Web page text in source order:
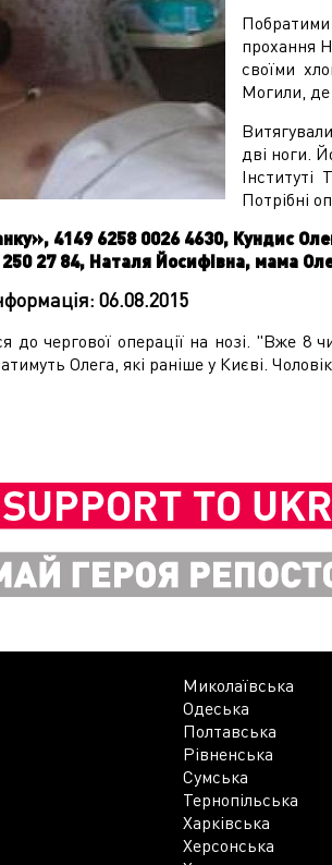
Побратими
прохання
своїми
Могили, де
дві ноги.
Потрібні
4149 6258 0026 4630, Кундис
27 84, Наталя Йосифівна, мама
06.08.2015
до чергової операції на нозі. "Вже
Олега, які раніше у Києві.
Миколаївська
Одеська
Полтавська
Рівненська
Сумська
Тернопільська
Харківська
Херсонська